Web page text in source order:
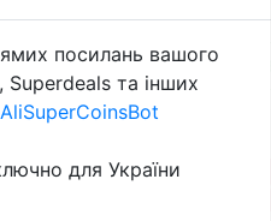
Промокод:
Перейти до
посилань вашого
та інших
для України